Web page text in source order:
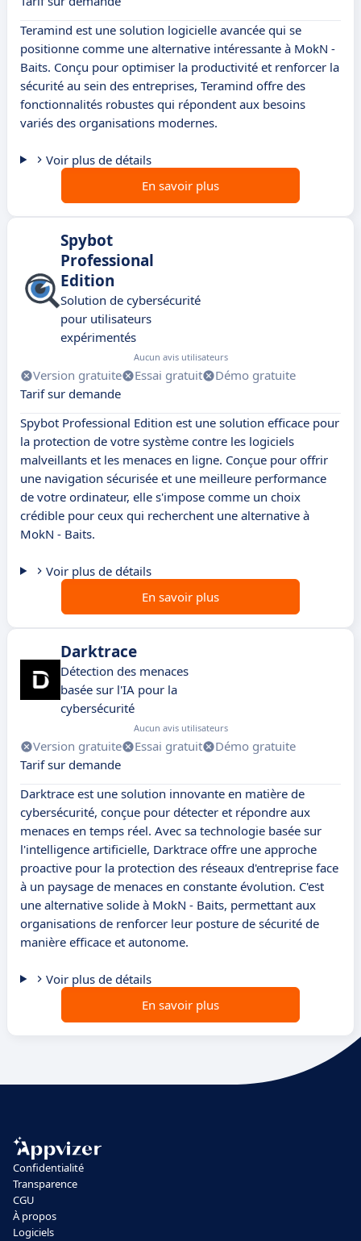
Teramind est une solution logicielle avancée qui se
positionne comme une alternative intéressante à MokN -
Baits. Conçu pour optimiser la productivité et renforcer la
sécurité au sein des entreprises, Teramind offre des
fonctionnalités robustes qui répondent aux besoins
variés des organisations modernes.
Voir plus de détails
En savoir plus
Spybot
Professional
Edition
Solution de cybersécurité
pour utilisateurs
expérimentés
Aucun avis utilisateurs
Version gratuite Essai gratuit
Démo gratuite
Tarif sur demande
Spybot Professional Edition est une solution efficace pour
la protection de votre système contre les logiciels
malveillants et les menaces en ligne. Conçue pour offrir
une navigation sécurisée et une meilleure performance
de votre ordinateur, elle s'impose comme un choix
crédible pour ceux qui recherchent une alternative à
MokN - Baits.
Voir plus de détails
En savoir plus
Darktrace
Détection des menaces
basée sur l'IA pour la
cybersécurité
Aucun avis utilisateurs
Version gratuite Essai gratuit
Démo gratuite
Tarif sur demande
Darktrace est une solution innovante en matière de
cybersécurité, conçue pour détecter et répondre aux
menaces en temps réel. Avec sa technologie basée sur
l'intelligence artificielle, Darktrace offre une approche
proactive pour la protection des réseaux d'entreprise face
à un paysage de menaces en constante évolution. C'est
une alternative solide à MokN - Baits, permettant aux
organisations de renforcer leur posture de sécurité de
manière efficace et autonome.
Voir plus de détails
En savoir plus
Confidentialité
Transparence
CGU
À propos
Logiciels